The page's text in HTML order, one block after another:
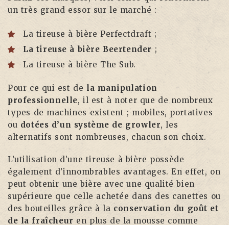
un très grand essor sur le marché :
La tireuse à bière Perfectdraft ;
La tireuse à bière Beertender ;
La tireuse à bière The Sub.
Pour ce qui est de la manipulation
professionnelle, il est à noter que de nombreux
types de machines existent ; mobiles, portatives
ou dotées d’un système de growler, les
alternatifs sont nombreuses, chacun son choix.
L’utilisation d’une tireuse à bière possède
également d’innombrables avantages. En effet, on
peut obtenir une bière avec une qualité bien
supérieure que celle achetée dans des canettes ou
des bouteilles grâce à la conservation du goût et
de la fraîcheur en plus de la mousse comme